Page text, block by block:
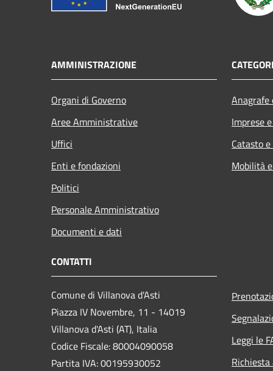
AMMINISTRAZIONE
Organi di Governo
Aree Amministrative
Uffici
Enti e fondazioni
Politici
Personale Amministrativo
Documenti e dati
Imprese
Catasto
Mobilità
CONTATTI
Comune di Villanova d'Asti
Piazza IV Novembre, 11 - 14019
Villanova d'Asti (AT), Italia
Codice Fiscale: 80004090058
Partita IVA: 00195930052
Leggi le